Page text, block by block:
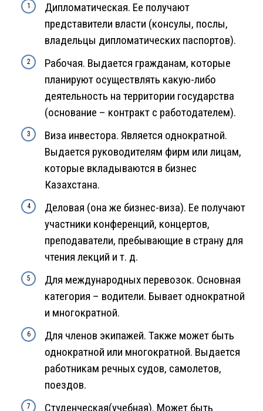
Дипломатическая. Ее получают
представители власти (консулы, послы,
владельцы дипломатических паспортов).
Рабочая. Выдается гражданам, которые
планируют осуществлять какую-либо
деятельность на территории государства
(основание – контракт с работодателем).
Виза инвестора. Является однократной.
Выдается руководителям фирм или лицам,
которые вкладываются в бизнес
Казахстана.
Деловая (она же бизнес-виза). Ее получают
участники конференций, концертов,
преподаватели, пребывающие в страну для
чтения лекций и т. д.
Для международных перевозок. Основная
категория – водители. Бывает однократной
и многократной.
Для членов экипажей. Также может быть
однократной или многократной. Выдается
работникам речных судов, самолетов,
поездов.
Студенческая(учебная). Может быть